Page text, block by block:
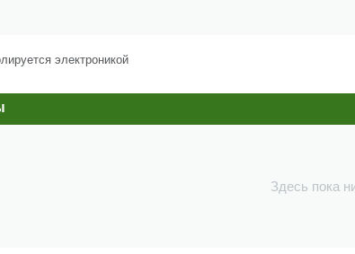
электроникой
Здесь пока